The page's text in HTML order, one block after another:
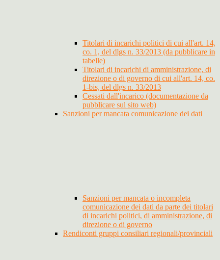
Titolari di incarichi politici di cui all'art. 14,
co. 1, del dlgs n. 33/2013 (da pubblicare in
tabelle)
Titolari di incarichi di amministrazione, di
direzione o di governo di cui all'art. 14, co.
1-bis, del dlgs n. 33/2013
Cessati dall'incarico (documentazione da
pubblicare sul sito web)
Sanzioni per mancata comunicazione dei dati
Sanzioni per mancata o incompleta
comunicazione dei dati da parte dei titolari
di incarichi politici, di amministrazione, di
direzione o di governo
Rendiconti gruppi consiliari regionali/provinciali